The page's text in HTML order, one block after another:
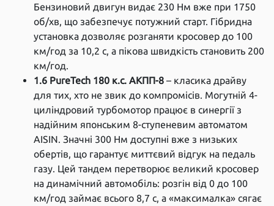
Бензиновий двигун видає 230 Нм вже при 1750
об/хв, що забезпечує потужний старт. Гібридна
установка дозволяє розганяти кросовер до 100
км/год за 10,2 с, а пікова швидкість становить 200
км/год.
1.6 PureTech 180 к.с. АКПП-8 – класика драйву
для тих, хто не звик до компромісів. Могутній 4-
циліндровий турбомотор працює в синергії з
надійним японським 8-ступеневим автоматом
AISIN. Значні 300 Нм доступні вже з низьких
обертів, що гарантує миттєвий відгук на педаль
газу. Цей тандем перетворює великий кросовер
на динамічний автомобіль: розгін від 0 до 100
км/год займає всього 8,7 с, а «максималка» сягає